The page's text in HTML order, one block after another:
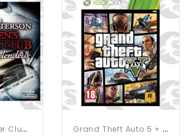
W
Omen's Murder Club : Crime... G
Rand Theft Auto 5 + MAP |...